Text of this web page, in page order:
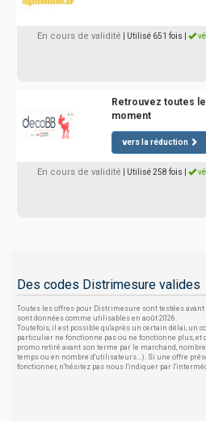
En cours de validité | Utilisé 651 fois
Retrouvez toutes
moment
vers la réduction
En cours de validité | Utilisé 258 fois
Des codes Distrimesure valides
Toutes les offres pour Distrimesure sont testées
sont données comme utilisables en août 2026.
Toutefois, il est possible qu'après un certain délai, un
particulier ne fonctionne pas ou ne fonctionne plus, et
promo retiré avant son terme par le marchand,
temps ou en nombre d'utilisateurs...). Si une offre
fonctionner, n'hésitez pas nous l'indiquer par